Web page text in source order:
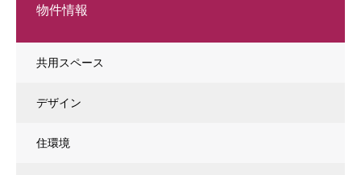
物件情報
共用スペース
デザイン
住環境